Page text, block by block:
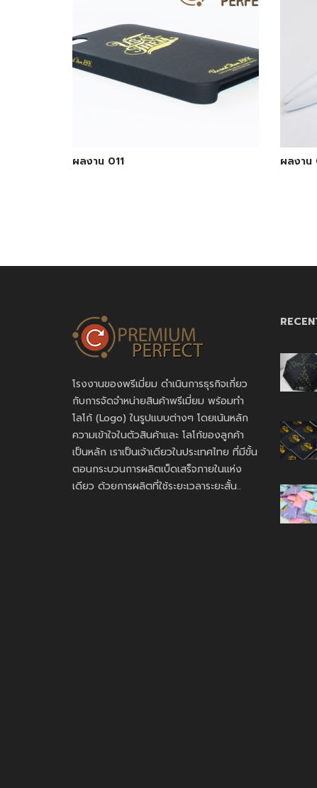
ผลงาน 011 ผลงาน
โรงงานของพรีเมี่ยม ดำเนินการธุรกิจเกี่ยว
กับการจัดจำหน่ายสินค้าพรีเมี่ยม พร้อมทำ
โลโก้ (Logo) ในรูปแบบต่างๆ โดยเน้นหลัก
ความเข้าใจในตัวสินค้าและ โลโก้ของลูกค้า
เป็นหลัก เราเป็นเจ้าเดียวในประเทศไทย ที่มีขั้น
ตอนกระบวนการผลิตเบ็ดเสร็จภายในแห่ง
เดียว ด้วยการผลิตที่ใช้ระยะเวลาระยะสั้น..